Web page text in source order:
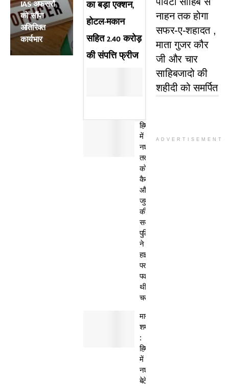
IAS अफसरों
को सौंपा
अतिरिक्त
कार्यभार
का बड़ा एक्शन,
होटल-मकान
सहित 2.40 करोड़
की संपत्ति फ्रीज
हिमाचल
में
नशा
तस्कर
काे
कैद
और
जुर्माने
की
सजा,
पुलिस
ने
हाईवे
पर
पकड़ी
थी
चरस
मानवता
शर्मसार
:
हिमाचल
में
नशेड़ी
बेटे
नाहन तक होगा
सफर-ए-शहादत ,
माता गुजर कौर
जी और चार
साहिबजादो की
शहीदी को समर्पित
ADVERTISEMENT